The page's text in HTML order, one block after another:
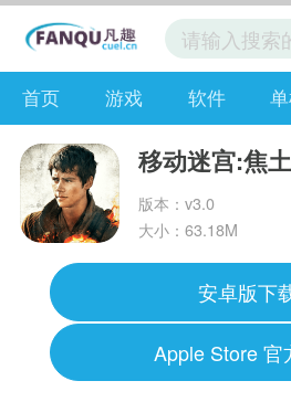
首页 游戏 软件
移动迷宫:焦
版本：v3.0
大小：63.18M
安卓版下
Apple Store 官